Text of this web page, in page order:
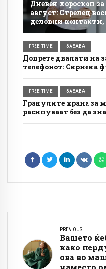
Дневен хороскоп
август: Стрелец
деловни
соработка
FREE TIME ЗАБАВА
Допрете двапати на
телефонот: Скриена
FREE TIME ЗАБАВА
Гранулите храна за
расипуваат без да
PREVIOUS
Вашето
како
ова во
наместо